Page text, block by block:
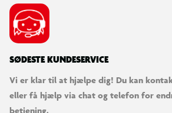
SØDESTE KUNDESERVICE
Vi er klar til at hjælpe dig! Du kan
eller få hjælp via chat og telefon for
betjening.